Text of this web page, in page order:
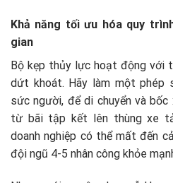
Khả năng tối ưu hóa quy
gian
Bộ kẹp thủy lực hoạt động với
dứt khoát. Hãy làm một phép
sức người, để di chuyển và
từ bãi tập kết lên thùng xe
doanh nghiệp có thể mất đến
đội ngũ 4-5 nhân công khỏe